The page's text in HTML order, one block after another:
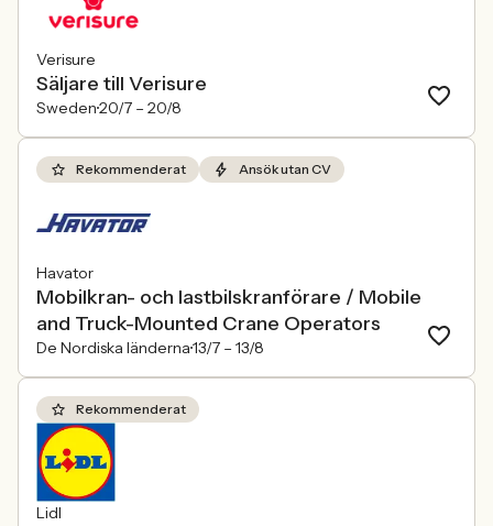
Verisure
Säljare till Verisure
Sweden20/7 – 20/8
Rekommenderat Ansök utan CV
Havator
Mobilkran- och lastbilskranförare / Mobile
and Truck-Mounted Crane Operators
De Nordiska länderna13/7 – 13/8
Rekommenderat
Lidl